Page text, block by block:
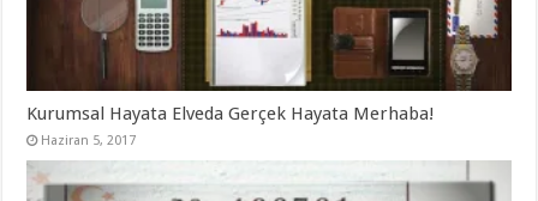
Kurumsal Hayata Elveda Gerçek Hayata Merhaba!
Haziran 5, 2017